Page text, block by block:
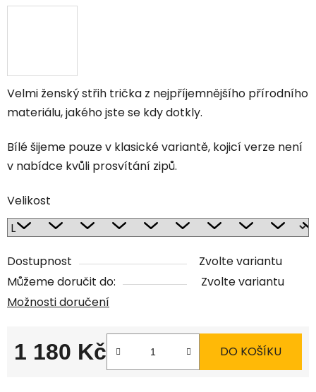
Velmi ženský střih trička z nejpříjemnějšího přírodního
materiálu, jakého jste se kdy dotkly.
Bílé šijeme pouze v klasické variantě, kojicí verze není
v nabídce kvůli prosvítání zipů.
Velikost
Dostupnost
Zvolte variantu
Můžeme doručit do:
Zvolte variantu
Možnosti doručení
1 180 Kč DO KOŠÍKU